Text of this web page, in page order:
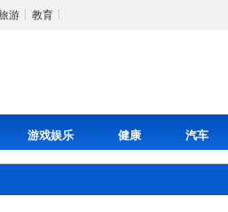
游 教育
游戏娱乐 健康 汽车